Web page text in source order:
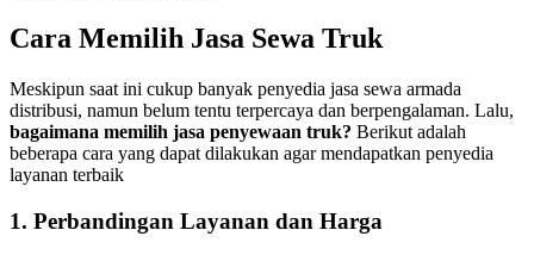
Cara Memilih Jasa Sewa Truk
Meskipun saat ini cukup banyak penyedia jasa sewa armada
distribusi, namun belum tentu terpercaya dan berpengalaman. Lalu,
bagaimana memilih jasa penyewaan truk? Berikut adalah
beberapa cara yang dapat dilakukan agar mendapatkan penyedia
layanan terbaik
1. Perbandingan Layanan dan Harga